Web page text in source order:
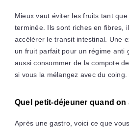
Mieux vaut éviter les fruits tant
terminée. Ils sont riches en fibres,
accélérer le transit intestinal. Une
un fruit parfait pour un régime anti
aussi consommer de la compote
si vous la mélangez avec du coing.
Quel petit-déjeuner quand on
Après une gastro, voici ce que